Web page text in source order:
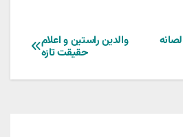
والدین راستین و اعلام
حقیقت تازه